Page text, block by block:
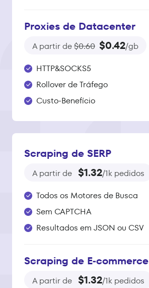
Proxies de Datacenter
A partir de$0.60 $0.42/gb
HTTP&SOCKS5
Rollover de Tráfego
Custo-Benefício
Scraping de SERP
A partir de $1.32/1k pedidos
Todos os Motores de Busca
Sem CAPTCHA
Resultados em JSON ou CSV
Scraping de E‑commerce
A partir de $1.32/1k pedidos